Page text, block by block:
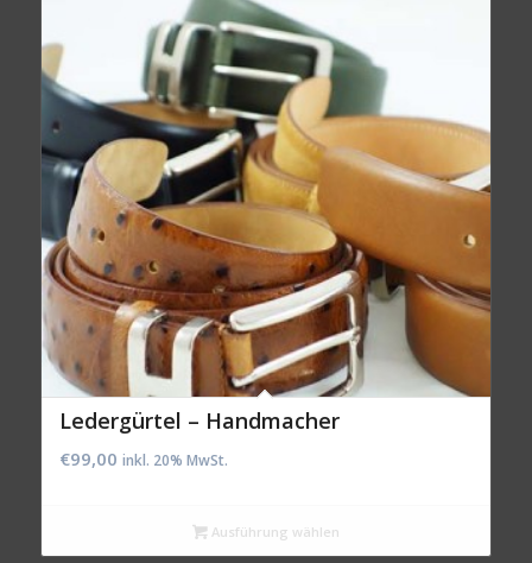
Ledergürtel – Handmacher
€99,00 inkl. 20% MwSt.
Ausführung wählen